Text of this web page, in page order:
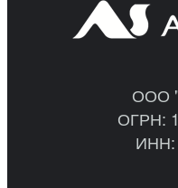
ООО
ОГРН:
ИНН: